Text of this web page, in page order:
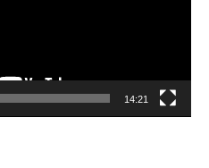
14:21